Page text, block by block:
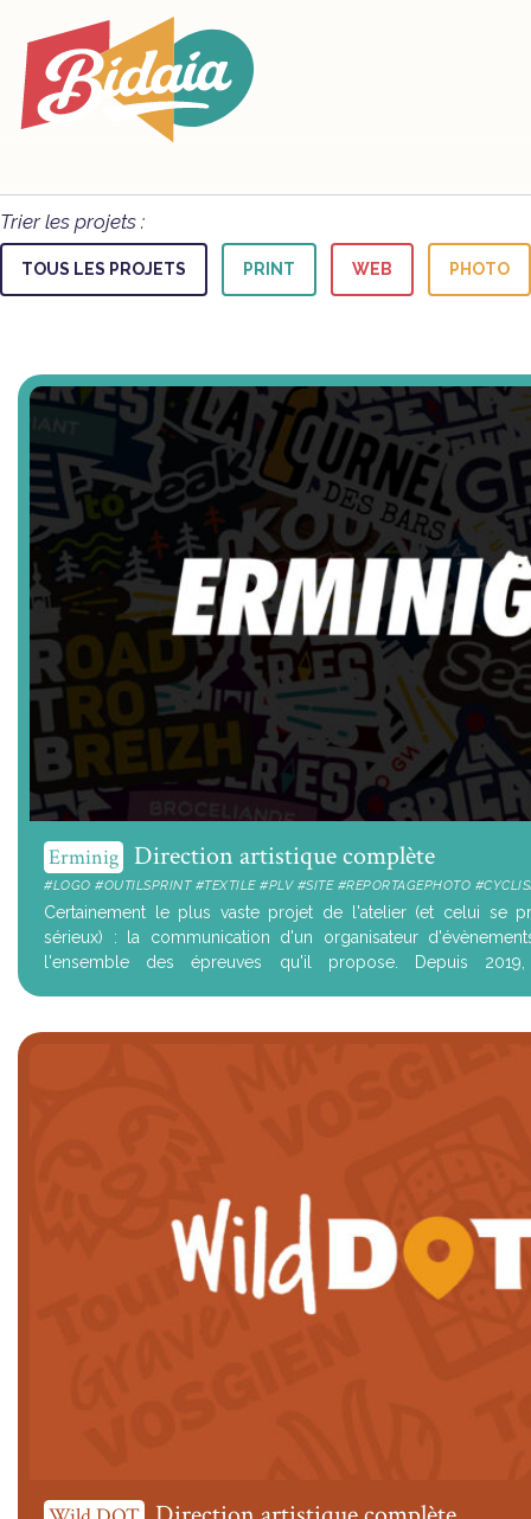
Trier les projets :
TOUS LES PROJETS PRINT WEB PHOTO
Erminig Direction artistique complète
#LOGO #OUTILSPRINT #TEXTILE #PLV #SITE #REPORTAGEPHOTO
Certainement le plus vaste projet de l'atelier (et celui se
sérieux) : la communication d'un organisateur
l'ensemble des épreuves qu'il propose. Depuis